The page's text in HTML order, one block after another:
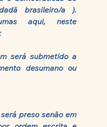
brasileiro/a ).
aqui, neste
será submetido a
desumano ou
preso senão em